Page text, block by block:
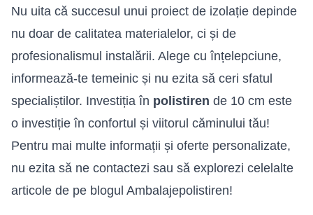
Nu uita că succesul unui proiect de izolație depinde
nu doar de calitatea materialelor, ci și de
profesionalismul instalării. Alege cu înțelepciune,
informează-te temeinic și nu ezita să ceri sfatul
specialiștilor. Investiția în polistiren de 10 cm este
o investiție în confortul și viitorul căminului tău!
Pentru mai multe informații și oferte personalizate,
nu ezita să ne contactezi sau să explorezi celelalte
articole de pe blogul Ambalajepolistiren!